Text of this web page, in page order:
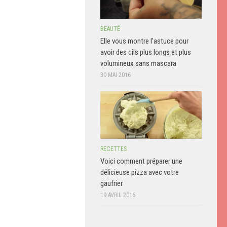
BEAUTÉ
Elle vous montre l’astuce pour
avoir des cils plus longs et plus
volumineux sans mascara
30 MAI 2016
RECETTES
Voici comment préparer une
délicieuse pizza avec votre
gaufrier
19 AVRIL 2016